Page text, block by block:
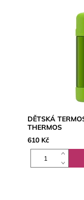
DĚTSKÁ
THERMOS
610 Kč